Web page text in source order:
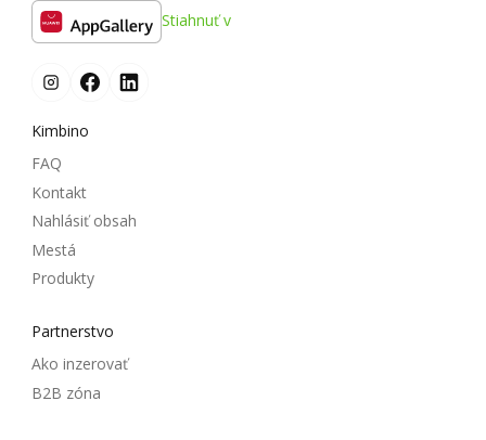
Stiahnuť v
Kimbino
FAQ
Kontakt
Nahlásiť obsah
Mestá
Produkty
Partnerstvo
Ako inzerovať
B2B zóna